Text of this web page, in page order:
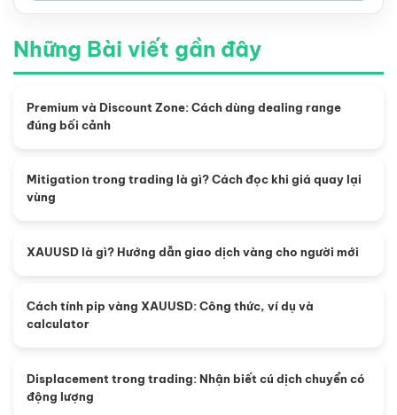
Những Bài viết gần đây
Premium và Discount Zone: Cách dùng dealing range
đúng bối cảnh
Mitigation trong trading là gì? Cách đọc khi giá quay lại
vùng
XAUUSD là gì? Hướng dẫn giao dịch vàng cho người mới
Cách tính pip vàng XAUUSD: Công thức, ví dụ và
calculator
Displacement trong trading: Nhận biết cú dịch chuyển có
động lượng